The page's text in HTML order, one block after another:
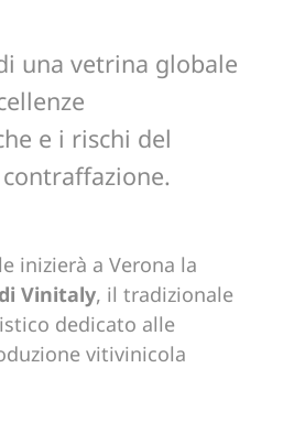
una vetrina globale
e i rischi del
inizierà a Verona la
Vinitaly, il tradizionale
dedicato alle
vitivinicola